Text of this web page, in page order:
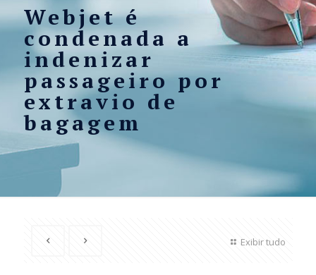
Webjet é
condenada a
indenizar
passageiro por
extravio de
bagagem
Exibir tudo